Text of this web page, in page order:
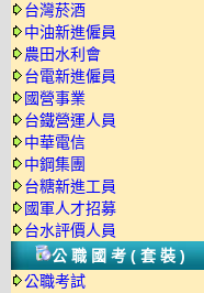
台灣菸酒
中油新進僱員
農田水利會
台電新進僱員
國營事業
台鐵營運人員
中華電信
中鋼集團
台糖新進工員
國軍人才招募
台水評價人員
公職國考(套裝)
公職考試